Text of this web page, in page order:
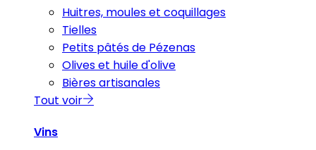
Huitres, moules et coquillages
Tielles
Petits pâtés de Pézenas
Olives et huile d'olive
Bières artisanales
Tout voir
Vins